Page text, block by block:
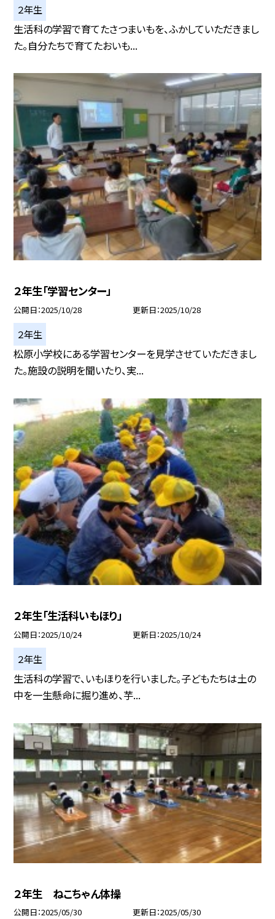
２年生
生活科の学習で育てたさつまいもを、ふかしていただきまし
た。自分たちで育てたおいも...
２年生「学習センター」
公開日 2025/10/28 更新日 2025/10/28
２年生
松原小学校にある学習センターを見学させていただきまし
た。施設の説明を聞いたり、実...
２年生「生活科いもほり」
公開日 2025/10/24 更新日 2025/10/24
２年生
生活科の学習で、いもほりを行いました。子どもたちは土の
中を一生懸命に掘り進め、芋...
２年生 ねこちゃん体操
公開日 2025/05/30 更新日 2025/05/30